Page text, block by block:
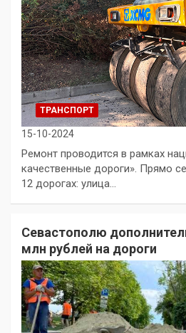
ТРАНСПОРТ
15-10-2024
Ремонт проводится в рамках
качественные дороги». Прямо
12 дорогах: улица…
Севастополю
млн рублей на дороги